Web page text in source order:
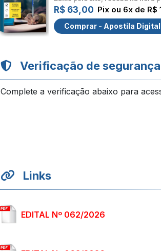
R$ 63,00 Pix ou 6x de R$
Comprar - Apostila Digital
Verificação de segurança
Complete a verificação abaixo para
Links
EDITAL Nº 062/2026